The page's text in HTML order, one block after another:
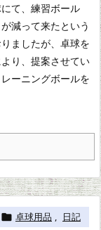
て、練習ボール
減って来たという
ましたが、 卓球を
り、提案させてい
ーニングボールを
 卓球用品 , 日記